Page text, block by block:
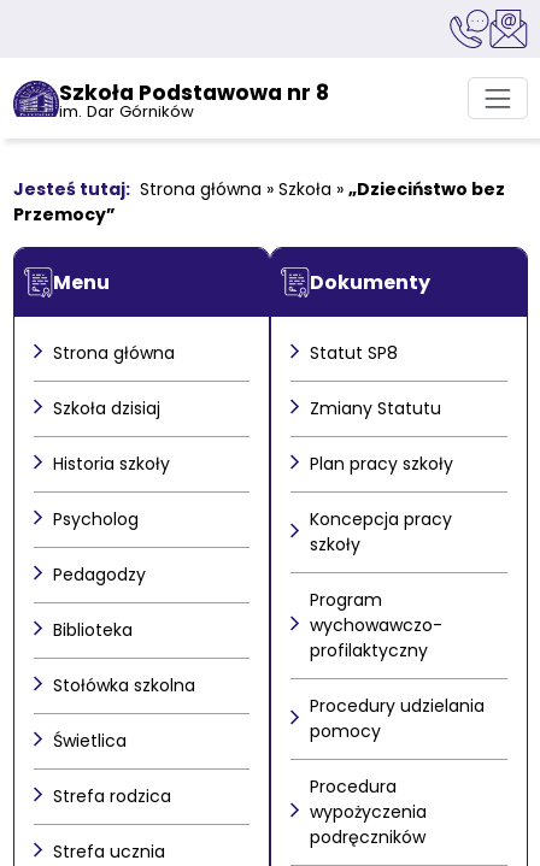
Szkoła Podstawowa nr 8
im. Dar Górników
Strona główna » Szkoła » „Dzieciństwo bez
Przemocy”
Menu
Strona główna
Szkoła dzisiaj
Historia szkoły
Psycholog
Pedagodzy
Biblioteka
Stołówka szkolna
Świetlica
Strefa rodzica
Strefa ucznia
Dokumenty
Statut SP8
Zmiany Statutu
Plan pracy szkoły
Koncepcja pracy
szkoły
Program
wychowawczo-
profilaktyczny
Procedury udzielania
pomocy
Procedura
wypożyczenia
podręczników